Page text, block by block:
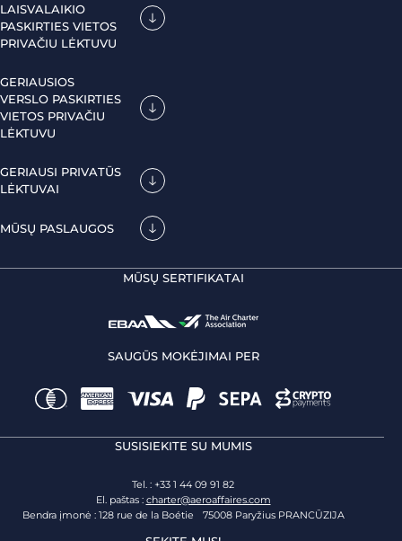
LAISVALAIKIO
PASKIRTIES VIETOS
PRIVAČIU LĖKTUVU
GERIAUSIOS
VERSLO PASKIRTIES
VIETOS PRIVAČIU
LĖKTUVU
GERIAUSI PRIVATŪS
LĖKTUVAI
MŪSŲ PASLAUGOS
MŪSŲ SERTIFIKATAI
SAUGŪS MOKĖJIMAI PER
SUSISIEKITE SU MUMIS
Tel. : +33 1 44 09 91 82
El. paštas : charter@aeroaffaires.com
Bendra įmonė : 128 rue de la Boétie 75008 Paryžius PRANCŪZIJA